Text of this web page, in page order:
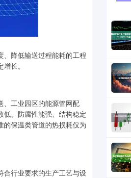
、降低输送过程能耗的工程
长。
、工业园区的能源管网配
低、防腐性能强、结构稳定
的保温类管道的热损耗仅为
合行业要求的生产工艺与设